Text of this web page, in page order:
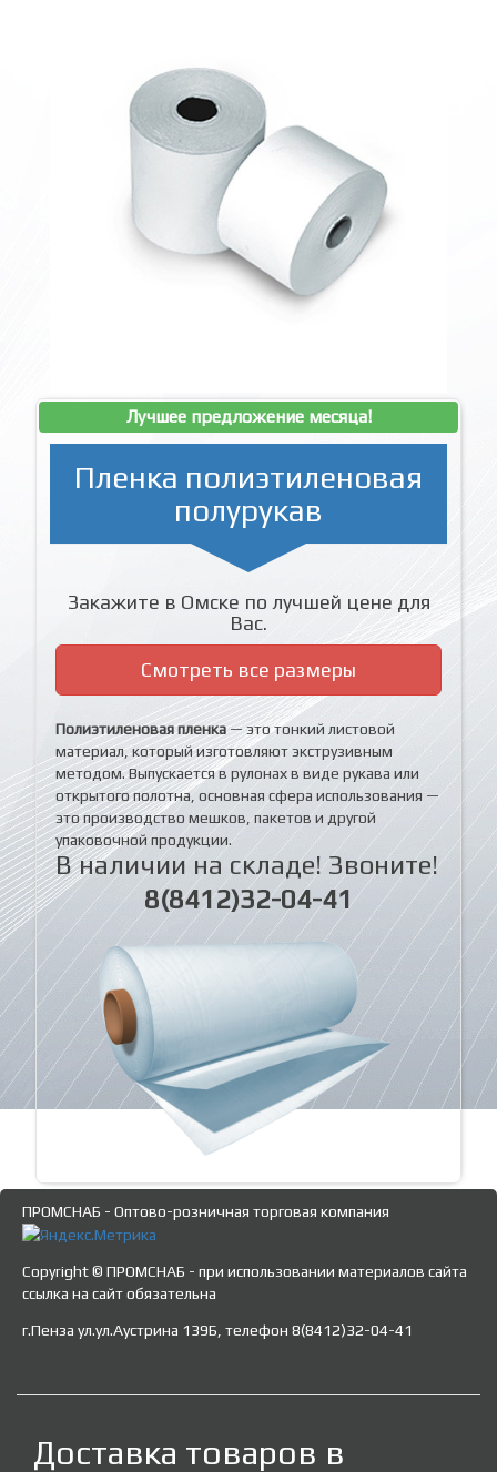
Лучшее предложение месяца!
Пленка полиэтиленовая
полурукав
Закажите в Омске по лучшей цене для
Вас.
Смотреть все размеры
Полиэтиленовая пленка— это тонкий листовой
материал, который изготовляют экструзивным
методом. Выпускается в рулонах в виде рукава или
открытого полотна, основная сфера использования —
это производство мешков, пакетов и другой
упаковочной продукции.
В наличии на складе! Звоните!
8(8412)32-04-41
ПРОМСНАБ - Оптово-розничная торговая компания
Copyright © ПРОМСНАБ - при использовании материалов сайта
ссылка на сайт обязательна
г.Пенза ул.ул.Аустрина 139Б, телефон 8(8412)32-04-41
Доставка товаров в